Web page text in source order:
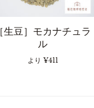
［生豆］モカナチュラ
ル
より ¥411